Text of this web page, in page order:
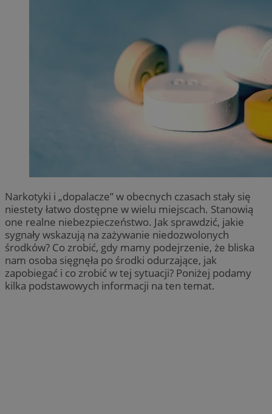
Narkotyki i „dopalacze” w obecnych czasach stały się
niestety łatwo dostępne w wielu miejscach. Stanowią
one realne niebezpieczeństwo. Jak sprawdzić, jakie
sygnały wskazują na zażywanie niedozwolonych
środków? Co zrobić, gdy mamy podejrzenie, że bliska
nam osoba sięgnęła po środki odurzające, jak
zapobiegać i co zrobić w tej sytuacji? Poniżej podamy
kilka podstawowych informacji na ten temat.